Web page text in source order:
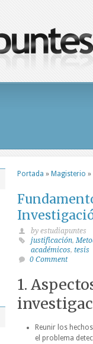
Portada » Magisterio »
by estudiapuntes
justificación,
académicos, tesis
0 Comment
1.
Reunir los
el problema